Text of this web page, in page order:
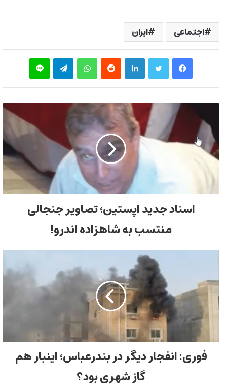
اجتماعی ایران
فیس بوک توییتر لینکدین‫رددیت واتس آپ تلگرام لاین
اسناد جدید اپستین؛ تصاویر جنجالی
منتسب به شاهزاده اندرو!
فوری: انفجار دیگر در بندرعباس؛ اینبار هم
گاز شهری بود؟